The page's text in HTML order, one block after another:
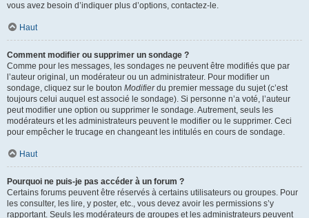
vous avez besoin d’indiquer plus d’options, contactez-le.
Haut
Comment modifier ou supprimer un sondage ?
Comme pour les messages, les sondages ne peuvent être modifiés que par
l’auteur original, un modérateur ou un administrateur. Pour modifier un
sondage, cliquez sur le bouton Modifierdu premier message du sujet (c’est
toujours celui auquel est associé le sondage). Si personne n’a voté, l’auteur
peut modifier une option ou supprimer le sondage. Autrement, seuls les
modérateurs et les administrateurs peuvent le modifier ou le supprimer. Ceci
pour empêcher le trucage en changeant les intitulés en cours de sondage.
Haut
Pourquoi ne puis-je pas accéder à un forum ?
Certains forums peuvent être réservés à certains utilisateurs ou groupes. Pour
les consulter, les lire, y poster, etc., vous devez avoir les permissions s’y
rapportant. Seuls les modérateurs de groupes et les administrateurs peuvent